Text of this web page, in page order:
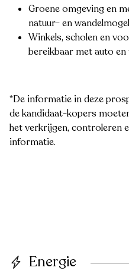
Groene omgeving en
natuur- en
Winkels, scholen en
bereikbaar met auto en
*De informatie in deze
de kandidaat-kopers
het verkrijgen, controleren
informatie.
Energie